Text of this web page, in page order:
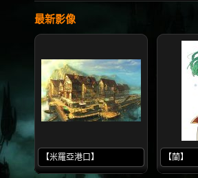
最新影像
【米羅亞港口】 【蘭】